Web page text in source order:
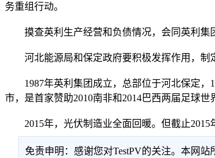
务重组行动。
摸查英利生产经营和负债情况，会同英利集
河北能源局和保定政府要积极发挥作用，制
1987年英利集团成立，总部位于河北保定，
市，是首家赞助2010南非和2014巴西两届足球
2015年，光伏制造业全面回暖。但截止2015
免责申明：感谢您对TestPV的关注。本网